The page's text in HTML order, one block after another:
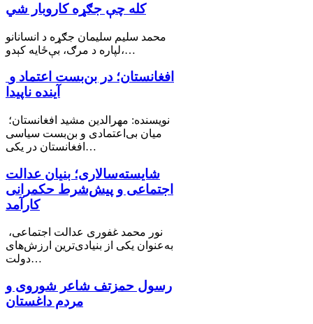
کله چې جګړه کاروبار شي
محمد سليم سليمان جګړه د انسانانو
لپاره د مرګ، بې‌ځایه کېدو،…
آینده ناپیدا
میان بی‌اعتمادی و بن‌بست سیاسی
افغانستان در یکی…
شایسته‌سالاری؛ بنیان عدالت
اجتماعی و پیش‌شرط حکمرانی
کارآمد
به‌عنوان یکی از بنیادی‌ترین ارزش‌های
دولت…
رسول حمزتف شاعر شوروی و
مردم داغستان